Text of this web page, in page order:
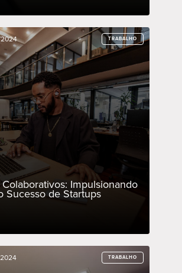
2024 TRABALHO
Colaborativos: Impulsionando
Sucesso de Startups
2024 TRABALHO
2024 TRABALHO
2024 TRABALHO